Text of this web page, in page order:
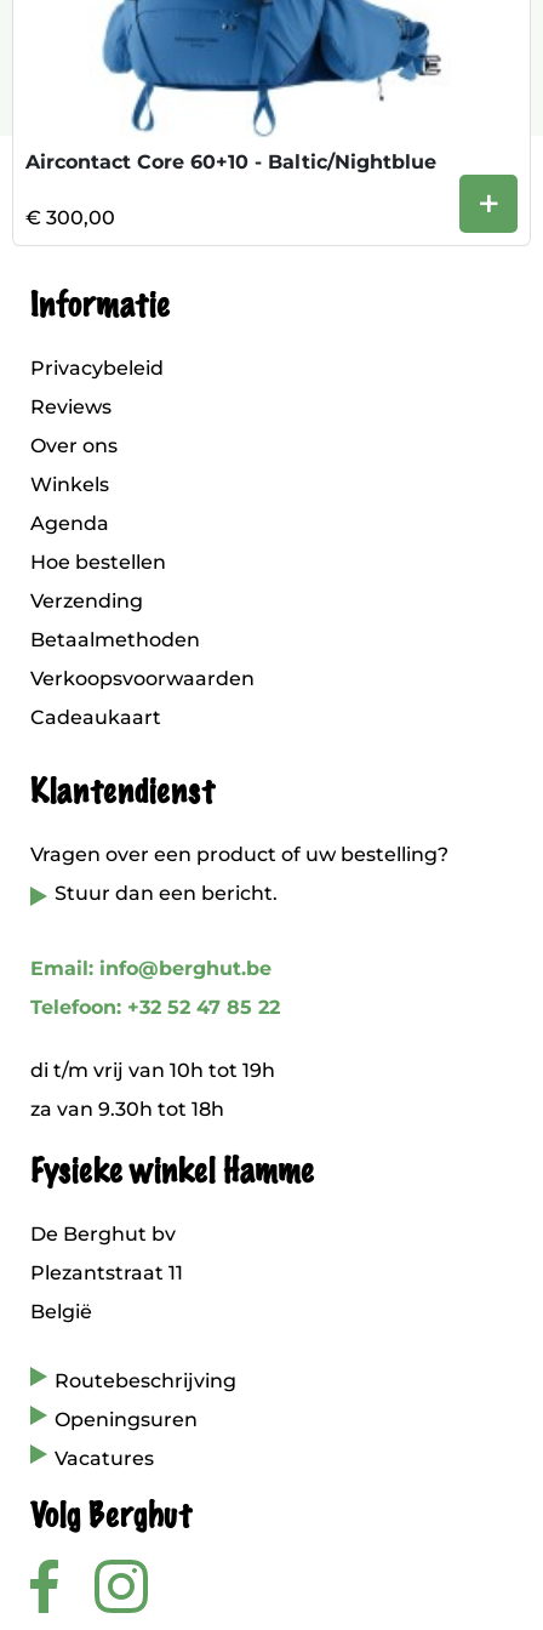
Aircontact Core 60+10 - Baltic/Nightblue
€ 300,00 +
Informatie
Privacybeleid
Reviews
Over ons
Winkels
Agenda
Hoe bestellen
Verzending
Betaalmethoden
Verkoopsvoorwaarden
Cadeaukaart
Klantendienst
Vragen over een product of uw bestelling?
Stuur dan een bericht.
Email: info@berghut.be
Telefoon: +32 52 47 85 22
di t/m vrij van 10h tot 19h
za van 9.30h tot 18h
Fysieke winkel Hamme
De Berghut bv
Plezantstraat 11
België
Routebeschrijving
Openingsuren
Vacatures
Volg Berghut